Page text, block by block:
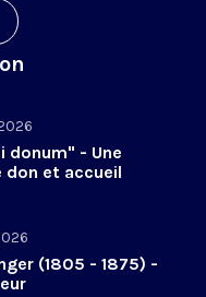
donum" - Une
don et accueil
(1805 - 1875) -